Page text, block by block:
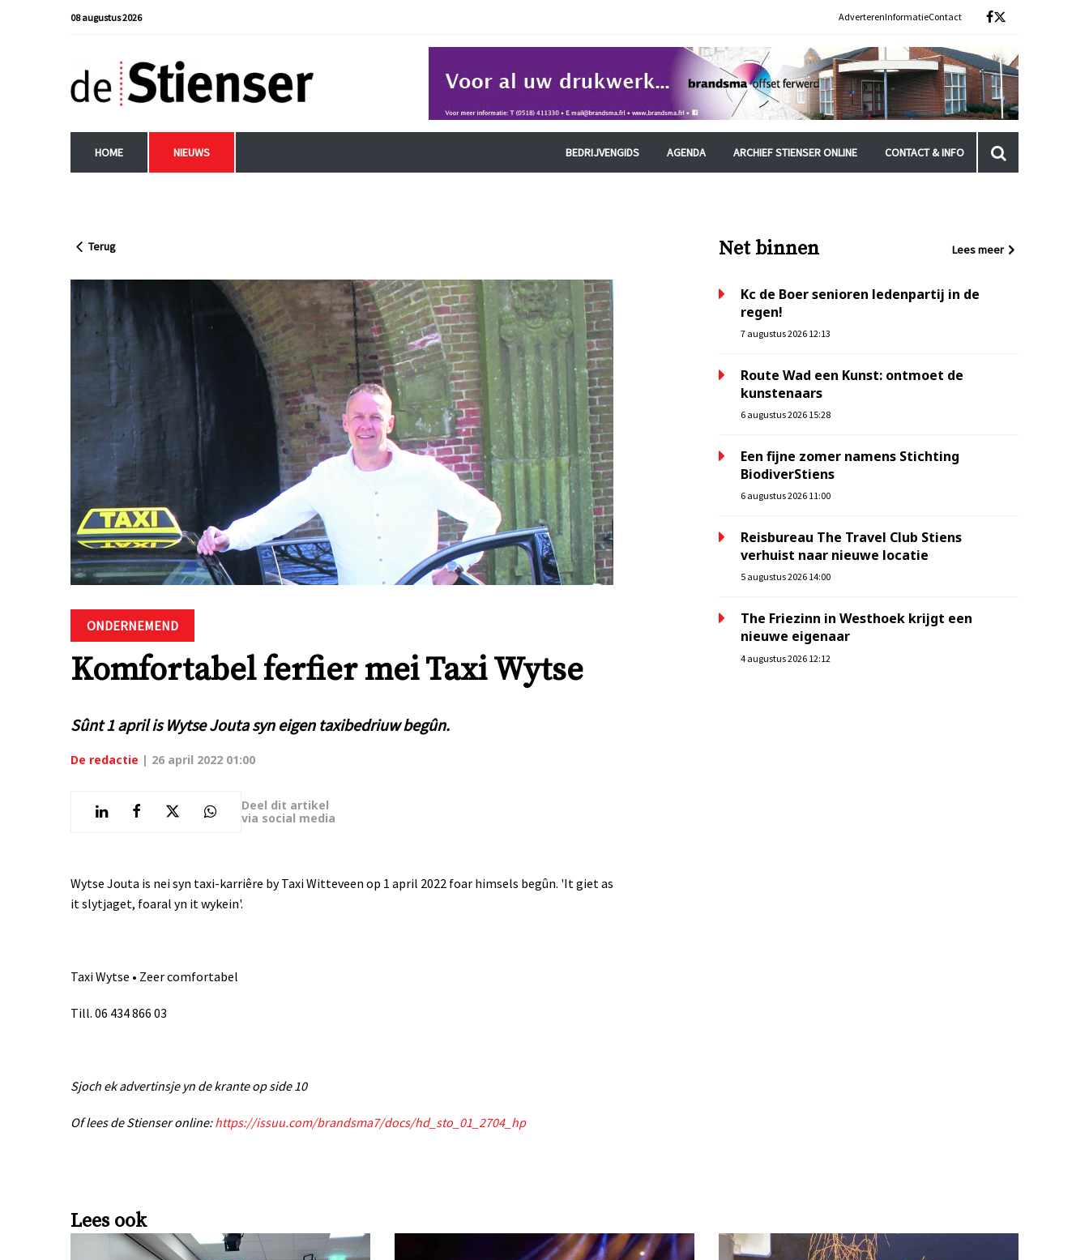
08 augustus 2026 AdverterenInformatieContact
HOME NIEUWS BEDRIJVENGIDS AGENDA ARCHIEF STIENSER ONLINE CONTACT & INFO
Terug
ONDERNEMEND
Komfortabel ferfier mei Taxi Wytse
Sûnt 1 april is Wytse Jouta syn eigen taxibedriuw begûn.
De redactie | 26 april 2022 01:00
Deel dit artikel
via social media
Wytse Jouta is nei syn taxi-karriêre by Taxi Witteveen op 1 april 2022 foar himsels begûn. 'It giet as
it slytjaget, foaral yn it wykein'.
Taxi Wytse • Zeer comfortabel
Till. 06 434 866 03
Sjoch ek advertinsje yn de krante op side 10
Of lees de Stienser online:https://issuu.com/brandsma7/docs/hd_sto_01_2704_hp
Net binnen Lees meer
Kc de Boer senioren ledenpartij in de
regen!
7 augustus 2026 12:13
Route Wad een Kunst: ontmoet de
kunstenaars
6 augustus 2026 15:28
Een fijne zomer namens Stichting
BiodiverStiens
6 augustus 2026 11:00
Reisbureau The Travel Club Stiens
verhuist naar nieuwe locatie
5 augustus 2026 14:00
The Friezinn in Westhoek krijgt een
nieuwe eigenaar
4 augustus 2026 12:12
Lees ook